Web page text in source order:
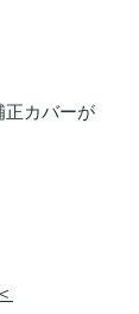
正カバーが